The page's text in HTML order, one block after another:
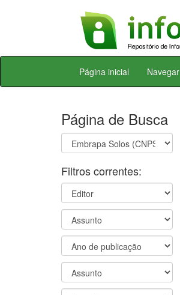
Skip
Página inicial Navegar
Página de Busca
Filtros correntes: